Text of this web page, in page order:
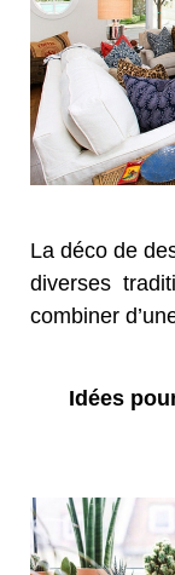
La déco de
diverses
combiner
Idées